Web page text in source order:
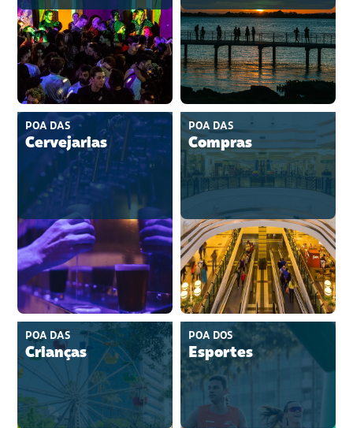
POA DAS
Cervejarias
POA DAS
Compras
POA DAS
Crianças
POA DOS
Esportes